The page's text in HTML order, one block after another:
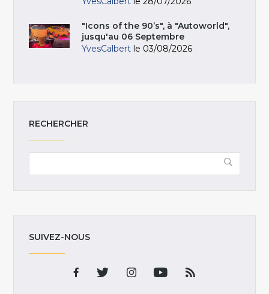
"Icons of the 90’s", à "Autoworld",
jusqu'au 06 Septembre
YvesCalbert le 03/08/2026
RECHERCHER
SUIVEZ-NOUS